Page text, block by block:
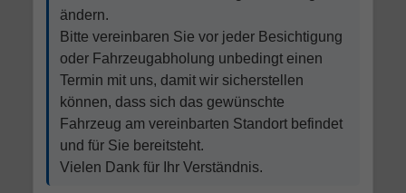
ändern.
Bitte vereinbaren Sie vor jeder Besichtigung
oder Fahrzeugabholung unbedingt einen
Termin mit uns, damit wir sicherstellen
können, dass sich das gewünschte
Fahrzeug am vereinbarten Standort befindet
und für Sie bereitsteht.
Vielen Dank für Ihr Verständnis.